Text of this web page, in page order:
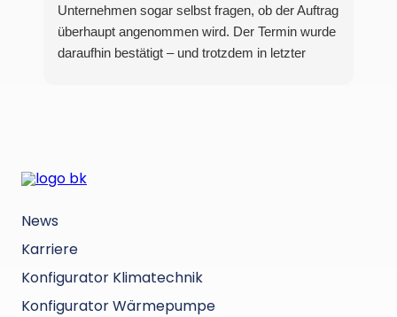
Unternehmen sogar selbst fragen, ob der Auftrag
überhaupt angenommen wird. Der Termin wurde
daraufhin bestätigt – und trotzdem in letzter
bestätigten Termin sollte man sich verlassen
gehandhabt wurde, war frustrierend,
unzuverlässig und absolut nicht akzeptabel.
News
Karriere
Konfigurator Klimatechnik
Konfigurator Wärmepumpe